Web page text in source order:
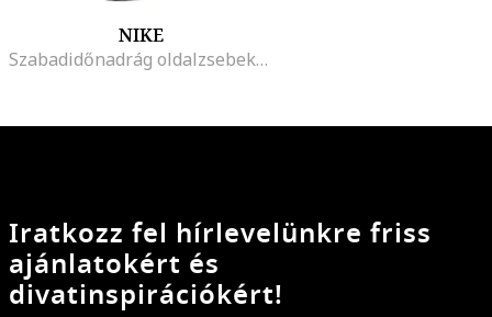
NIKE
Szabadidőnadrág oldalzsebekkel, Szürke
Iratkozz fel hírlevelünkre friss
ajánlatokért és
divatinspirációkért!